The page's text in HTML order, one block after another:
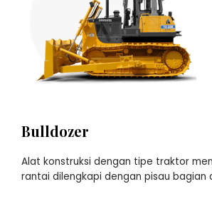
Bulldozer
Alat konstruksi dengan tipe traktor
rantai dilengkapi dengan pisau bagian